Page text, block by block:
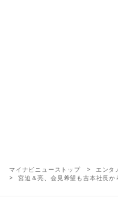
マイナビニューストップ エンタ
宮迫＆亮、会見希望も吉本社長か